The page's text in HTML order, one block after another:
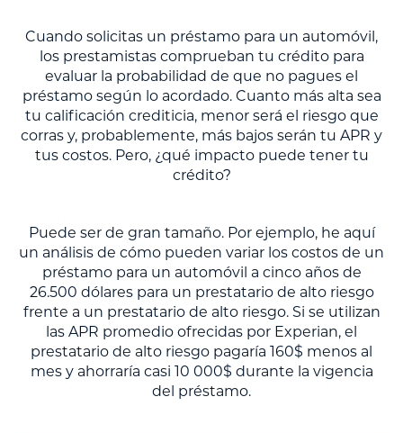
Cuando solicitas un préstamo para un automóvil,
los prestamistas comprueban tu crédito para
evaluar la probabilidad de que no pagues el
préstamo según lo acordado. Cuanto más alta sea
tu calificación crediticia, menor será el riesgo que
corras y, probablemente, más bajos serán tu APR y
tus costos. Pero, ¿qué impacto puede tener tu
crédito?
Puede ser de gran tamaño. Por ejemplo, he aquí
un análisis de cómo pueden variar los costos de un
préstamo para un automóvil a cinco años de
26.500 dólares para un prestatario de alto riesgo
frente a un prestatario de alto riesgo. Si se utilizan
las APR promedio ofrecidas por Experian, el
prestatario de alto riesgo pagaría 160$ menos al
mes y ahorraría casi 10 000$ durante la vigencia
del préstamo.